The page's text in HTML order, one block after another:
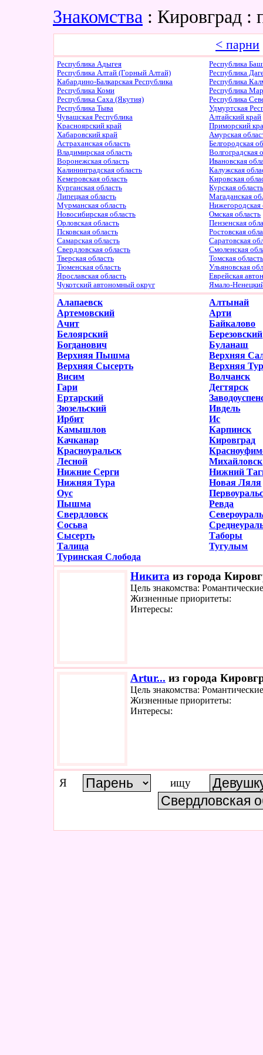
Знакомства : Кировград
< парни
Республика Адыгея
Республика
Республика Алтай (Горный Алтай)
Республика
Кабардино-Балкарская Республика
Республика
Республика Коми
Республика
Республика Саха (Якутия)
Республика
Республика Тыва
Удмуртская
Чувашская Республика
Алтайский край
Красноярский край
Приморский
Хабаровский край
Амурская
Астраханская область
Белгородская
Владимирская область
Волгоградская
Воронежская область
Ивановская
Калининградская область
Калужская
Кемеровская область
Кировская
Курганская область
Курская
Липецкая область
Магаданская
Мурманская область
Нижегородская
Новосибирская область
Омская область
Орловская область
Пензенская
Псковская область
Ростовская
Самарская область
Саратовская
Свердловская область
Смоленская
Тверская область
Томская
Тюменская область
Ульяновская
Ярославская область
Еврейская
Чукотский автономный округ
Ямало-
Алапаевск
Алтынай
Артемовский
Арти
Ачит
Байкалово
Белоярский
Березовский
Богданович
Буланаш
Верхняя Пышма
Верхняя
Верхняя Сысерть
Верхняя
Висим
Волчанск
Гари
Дегтярск
Ертарский
Зюзельский
Ивдель
Ирбит
Ис
Камышлов
Карпинск
Качканар
Кировград
Красноуральск
Лесной
Михайловск
Нижние Серги
Нижний
Нижняя Тура
Новая Ляля
Оус
Пышма
Ревда
Свердловск
Сосьва
Сысерть
Таборы
Талица
Тугулым
Туринская Слобода
Никита из города
Цель знакомства:
Жизненные приоритеты:
Интересы:
Artur... из города
Цель знакомства:
Жизненные приоритеты:
Интересы:
Я ищу